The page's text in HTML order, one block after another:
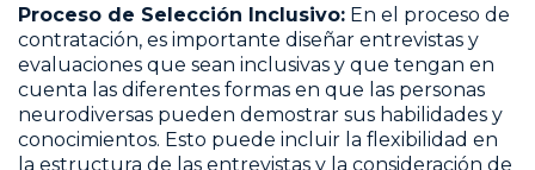
Proceso de Selección Inclusivo: En el proceso de
contratación, es importante diseñar entrevistas y
evaluaciones que sean inclusivas y que tengan en
cuenta las diferentes formas en que las personas
neurodiversas pueden demostrar sus habilidades y
conocimientos. Esto puede incluir la flexibilidad en
la estructura de las entrevistas y la consideración de